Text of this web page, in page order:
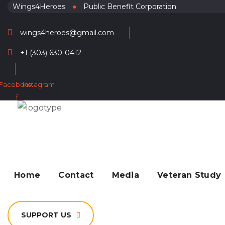
Wings4Heroes ● Public Benefit Corporation
wings4heroes@gmail.com
+1 (303) 630-0412
f
Instagram
Home Contact Media Veteran Study
SUPPORT US